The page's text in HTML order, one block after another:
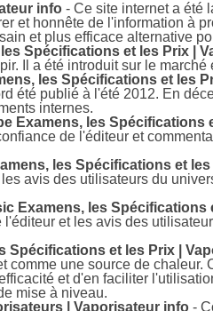
info - Ce site internet a été
et honnête de l'information à
et plus efficace alternative
Spécifications et les Prix |
Il a été introduit sur le marché
les Spécifications et les
été publié à l'été 2012. En
internes.
Examens, les Spécifications
de l'éditeur et
les Spécifications et
avis des utilisateurs du
Examens, les Spécifications
et les avis des
Spécifications et les Prix |
une source de chaleur.
et d'en faciliter
mise à niveau.
| Vaporisateur info -